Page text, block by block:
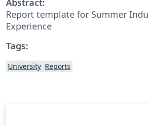
Report template for Summer
Experience
Tags:
University Reports